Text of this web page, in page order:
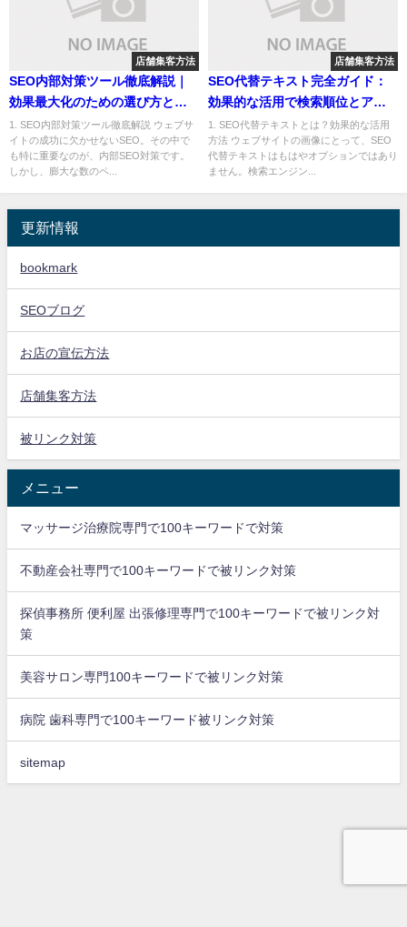
店舗集客方法
SEO内部対策ツール徹底解説｜
効果最大化のための選び方と活
用術
1. SEO内部対策ツール徹底解説 ウェブサ
イトの成功に欠かせないSEO。その中で
も特に重要なのが、内部SEO対策です。
しかし、膨大な数のペ...
店舗集客方法
SEO代替テキスト完全ガイド：
効果的な活用で検索順位とアク
セシビリティを向上！
1. SEO代替テキストとは？効果的な活用
方法 ウェブサイトの画像にとって、SEO
代替テキストはもはやオプションではあり
ません。検索エンジン...
更新情報
bookmark
SEOブログ
お店の宣伝方法
店舗集客方法
被リンク対策
メニュー
マッサージ治療院専門で100キーワードで対策
不動産会社専門で100キーワードで被リンク対策
探偵事務所 便利屋 出張修理専門で100キーワードで被リンク対
策
美容サロン専門100キーワードで被リンク対策
病院 歯科専門で100キーワード被リンク対策
sitemap